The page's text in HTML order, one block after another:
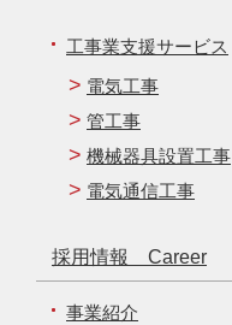
工事業支援サービス
電気工事
管工事
機械器具設置工事
電気通信工事
採用情報 Career
事業紹介